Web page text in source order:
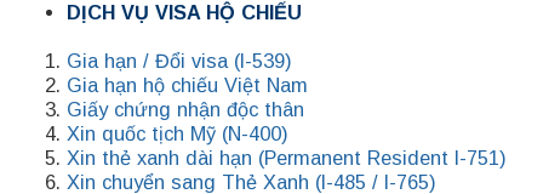
DỊCH VỤ VISA HỘ CHIẾU
Gia hạn / Đổi visa (I-539)
Gia hạn hộ chiếu Việt Nam
Giấy chứng nhận độc thân
Xin quốc tịch Mỹ (N-400)
Xin thẻ xanh dài hạn (Permanent Resident I-751)
Xin chuyển sang Thẻ Xanh (I-485 / I-765)